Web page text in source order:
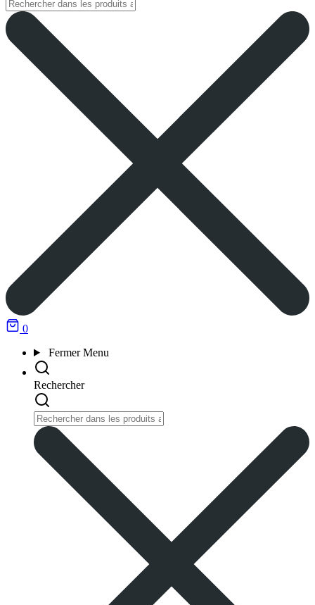
0
Fermer Menu
Rechercher